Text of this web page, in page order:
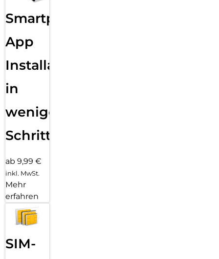
Smartphone
App
Installation
in
wenigen
Schritten
ab 9,99 €
inkl. MwSt.
Mehr
erfahren
SIM-